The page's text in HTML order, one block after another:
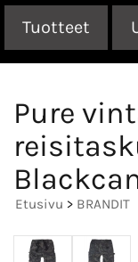
Tuotteet
Pure
Etusivu > BRANDIT